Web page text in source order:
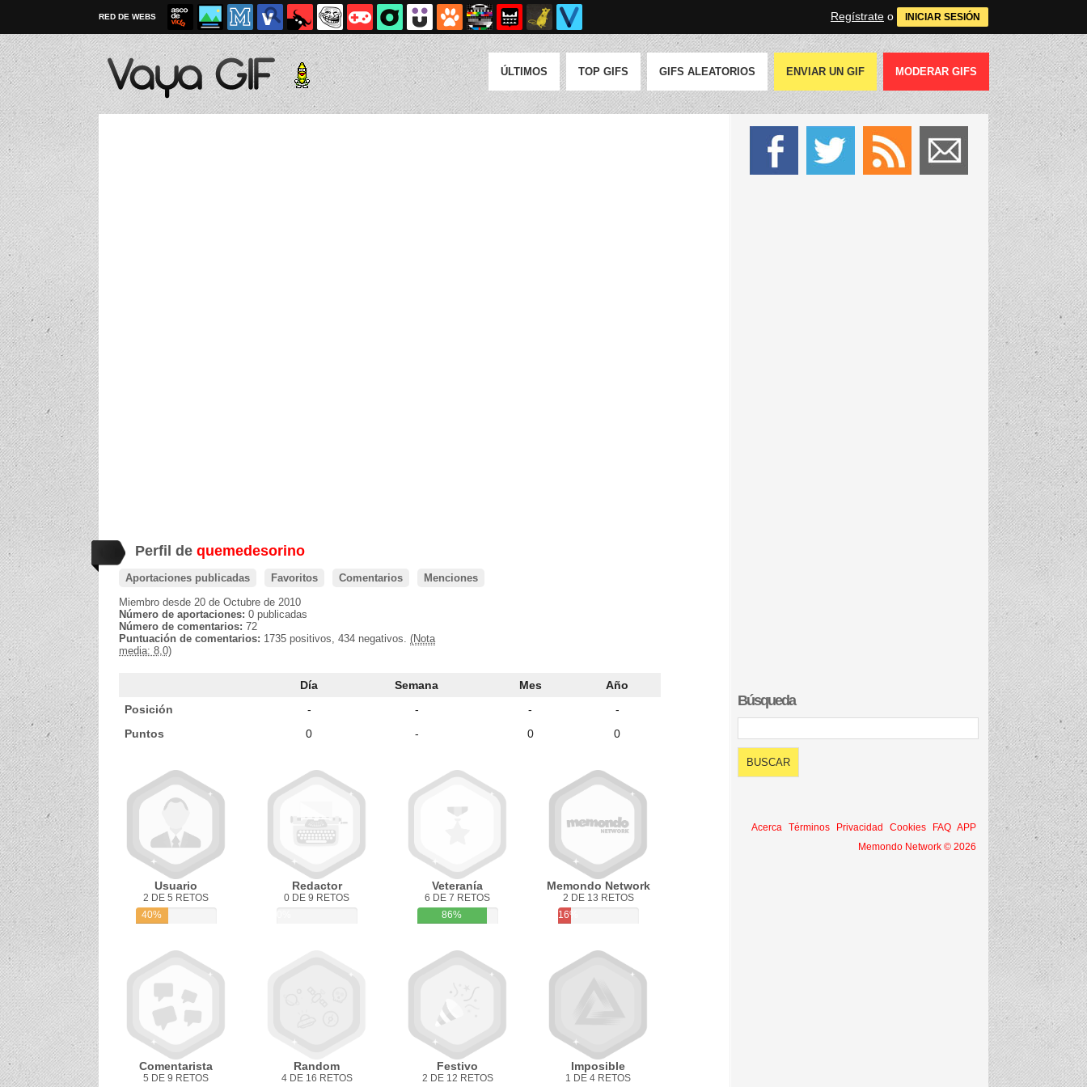
RED DE WEBS Regístrate o INICIAR SESIÓN
ÚLTIMOS TOP GIFS GIFS ALEATORIOS ENVIAR UN GIF MODERAR GIFS
Perfil de quemedesorino
Aportaciones publicadas Favoritos Comentarios
Menciones
Miembro desde 20 de Octubre de 2010
Número de aportaciones: 0 publicadas
Número de comentarios: 72
Puntuación de comentarios: 1735 positivos, 434 negativos. (Nota
media: 8,0)
Día Semana Mes
Año
Posición
- - -
-
Puntos
0 - 0 0
Usuario
2 DE 5 RETOS
40%
Redactor
0 DE 9 RETOS
Veteranía
6 DE 7 RETOS
86%
Memondo Network
2 DE 13 RETOS
16%
Comentarista
5 DE 9 RETOS
Random
4 DE 16 RETOS
Festivo
2 DE 12 RETOS
Imposible
1 DE 4 RETOS
Búsqueda
Acerca Términos Privacidad Cookies FAQ APP
Memondo Network © 2026